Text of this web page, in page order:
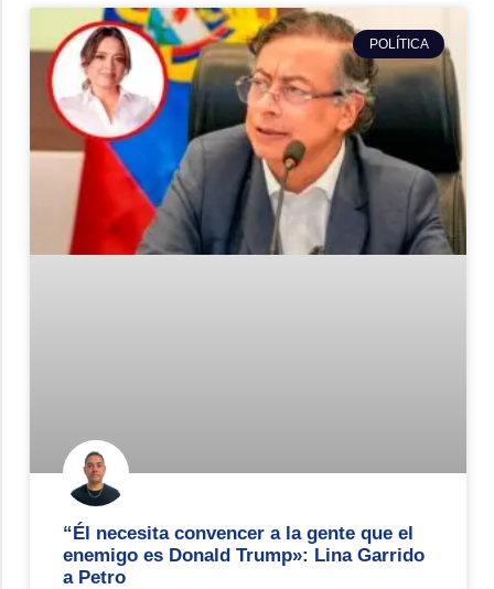
POLÍTICA
“Él necesita convencer a la gente que el
enemigo es Donald Trump»: Lina Garrido
a Petro